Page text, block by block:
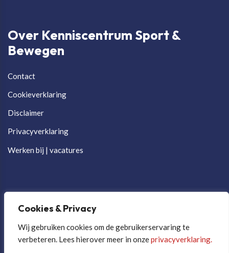
Cookies & Privacy
Wij gebruiken cookies om de gebruikerservaring te
verbeteren. Lees hierover meer in onzeprivacyverklaring.
Over Kenniscentrum Sport &
Bewegen
Contact
Cookieverklaring
Disclaimer
Privacyverklaring
Werken bij | vacatures
Cookievoorkeuren aanpassen